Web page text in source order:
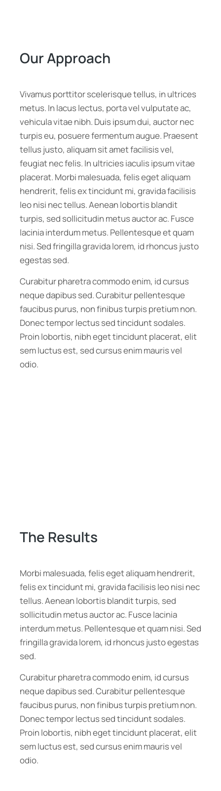
Our Approach
Vivamus porttitor scelerisque tellus, in ultrices
metus. In lacus lectus, porta vel vulputate ac,
vehicula vitae nibh. Duis ipsum dui, auctor nec
turpis eu, posuere fermentum augue. Praesent
tellus justo, aliquam sit amet facilisis vel,
feugiat nec felis. In ultricies iaculis ipsum vitae
placerat. Morbi malesuada, felis eget aliquam
hendrerit, felis ex tincidunt mi, gravida facilisis
leo nisi nec tellus. Aenean lobortis blandit
turpis, sed sollicitudin metus auctor ac. Fusce
lacinia interdum metus. Pellentesque et quam
nisi. Sed fringilla gravida lorem, id rhoncus justo
egestas sed.
Curabitur pharetra commodo enim, id cursus
neque dapibus sed. Curabitur pellentesque
faucibus purus, non finibus turpis pretium non.
Donec tempor lectus sed tincidunt sodales.
Proin lobortis, nibh eget tincidunt placerat, elit
sem luctus est, sed cursus enim mauris vel
odio.
The Results
Morbi malesuada, felis eget aliquam hendrerit,
felis ex tincidunt mi, gravida facilisis leo nisi nec
tellus. Aenean lobortis blandit turpis, sed
sollicitudin metus auctor ac. Fusce lacinia
interdum metus. Pellentesque et quam nisi. Sed
fringilla gravida lorem, id rhoncus justo egestas
sed.
Curabitur pharetra commodo enim, id cursus
neque dapibus sed. Curabitur pellentesque
faucibus purus, non finibus turpis pretium non.
Donec tempor lectus sed tincidunt sodales.
Proin lobortis, nibh eget tincidunt placerat, elit
sem luctus est, sed cursus enim mauris vel
odio.